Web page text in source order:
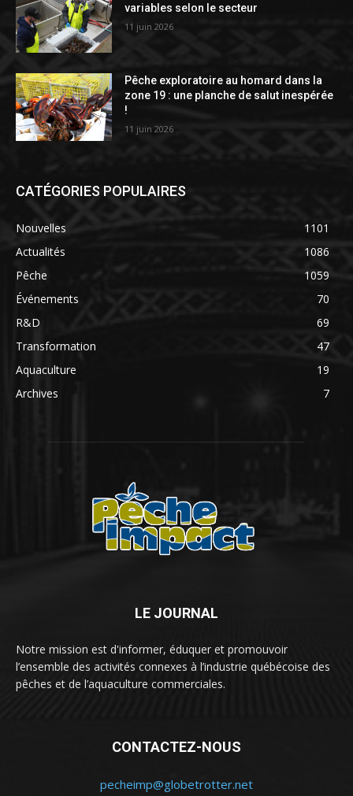
variables selon le secteur
11 juin 2026
Pêche exploratoire au homard dans la
zone 19 : une planche de salut inespérée
!
11 juin 2026
CATÉGORIES POPULAIRES
Nouvelles
1101
Actualités
1086
Pêche
1059
Événements
70
R&D
69
Transformation
47
Aquaculture
19
Archives
7
LE JOURNAL
Notre mission est d'informer, éduquer et promouvoir
l’ensemble des activités connexes à l’industrie québécoise des
pêches et de l’aquaculture commerciales.
CONTACTEZ-NOUS
pecheimp@globetrotter.net